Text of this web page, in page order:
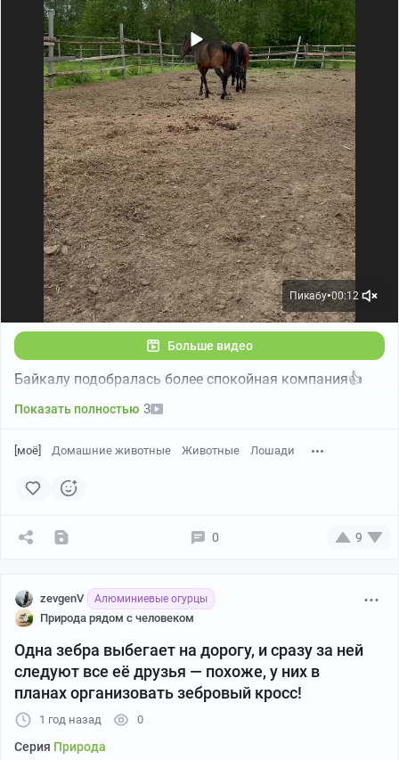
Пикабу●00:12
Больше видео
Байкалу подобралась более спокойная компания👍
Показать полностью 3
[моё] Домашние животные Животные Лошади
0 9
zevgenV Алюминиевые огурцы
Природа рядом с человеком
Одна зебра выбегает на дорогу, и сразу за ней
следуют все её друзья — похоже, у них в
планах организовать зебровый кросс!
1 год назад 0
Серия Природа